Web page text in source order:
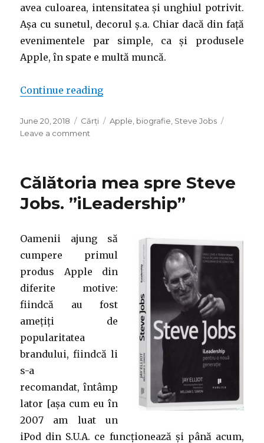
avea culoarea, intensitatea și unghiul potrivit.
Așa cu sunetul, decorul ș.a. Chiar dacă din față
evenimentele par simple, ca și produsele
Apple, în spate e multă muncă.
Continue reading“Biografia lui Steve Jobs de
Posted
on
June 20, 2018 Categories
Cărți Tags
Apple biografie Steve Jobs
Leave a comment
Jobs
Walter
Călătoria mea spre Steve
Jobs. ”iLeadership”
Oamenii ajung să
cumpere primul
produs Apple din
diferite motive:
fiindcă au fost
amețiți de
popularitatea
brandului, fiindcă li
s-a
recomandat, întâmp
lator [așa cum eu în
2007 am luat un
iPod din S.U.A. ce funcționează și până acum,